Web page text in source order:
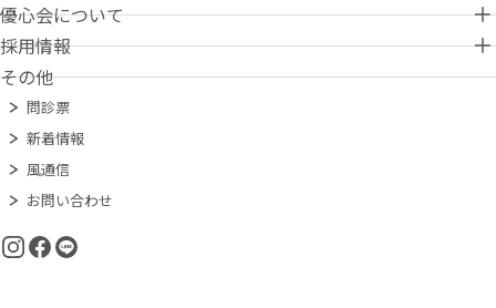
歯周病治療
予防歯科（歯科検診）
小児歯科
インプラント
補綴（ほてつ）治療
審美歯科
Home-visit dental care
最新の医療機器
訪問エリア
地域連携室
医院案内
Clinic information
丸亀本院
高松大塚歯科医院
練馬大塚歯科医院
優心会について
優心会について
About Yusinkai
ご挨拶・経営理念
これまでのあゆみ
採用情報
採用情報
Recruit information
教育体制・指導と研修
充実の施設と設備
求人情報
その他
問診票
新着情報
風通信
お問い合わせ